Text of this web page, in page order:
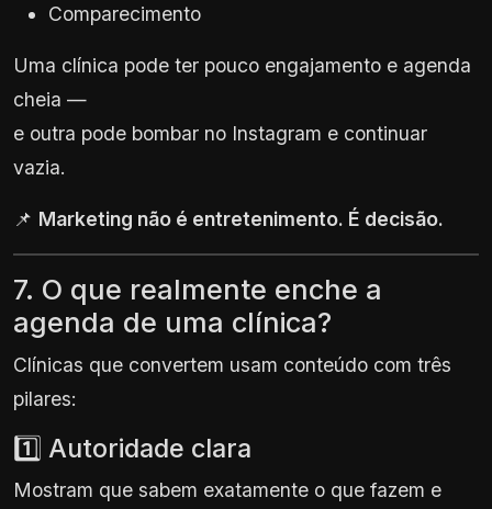
Comparecimento
Uma clínica pode ter pouco engajamento e agenda
cheia —
e outra pode bombar no Instagram e continuar
vazia.
📌 Marketing não é entretenimento. É decisão.
7. O que realmente enche a
agenda de uma clínica?
Clínicas que convertem usam conteúdo com três
pilares:
1️⃣ Autoridade clara
Mostram que sabem exatamente o que fazem e